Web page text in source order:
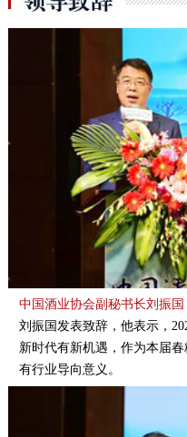
中国酒业协会副秘书长刘振国
刘振国发表致辞，他表示，
新时代有新机遇，作为本届
有行业导向意义。